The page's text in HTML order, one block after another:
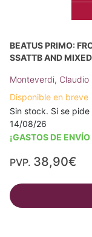
BEATUS PRIMO:
SSATTB AND
Monteverdi, Claudio
Disponible en breve
Sin stock. Si se
14/08/26
¡GASTOS DE
PVP. 38,90€